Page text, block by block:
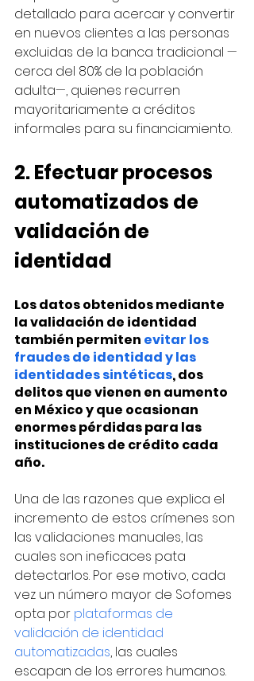
detallado para acercar y convertir
en nuevos clientes a las personas
excluidas de la banca tradicional —
cerca del 80% de la población
adulta—, quienes recurren
mayoritariamente a créditos
informales para su financiamiento.
2. Efectuar procesos
automatizados de
validación de
identidad
Los datos obtenidos mediante
la validación de identidad
también permiten evitar los
fraudes de identidad y las
identidades sintéticas, dos
delitos que vienen en aumento
en México y que ocasionan
enormes pérdidas para las
instituciones de crédito cada
año.
Una de las razones que explica el
incremento de estos crímenes son
las validaciones manuales, las
cuales son ineficaces pata
detectarlos. Por ese motivo, cada
vez un número mayor de Sofomes
opta por plataformas de
validación de identidad
automatizadas, las cuales
escapan de los errores humanos.